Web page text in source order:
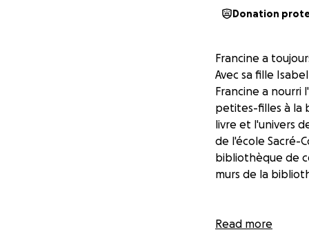
Donation
Francine a
Avec sa fille
Francine a nourri
petites-filles à la
livre et l'univers
de l'école Sacré-
bibliothèque de
murs de la
Read more